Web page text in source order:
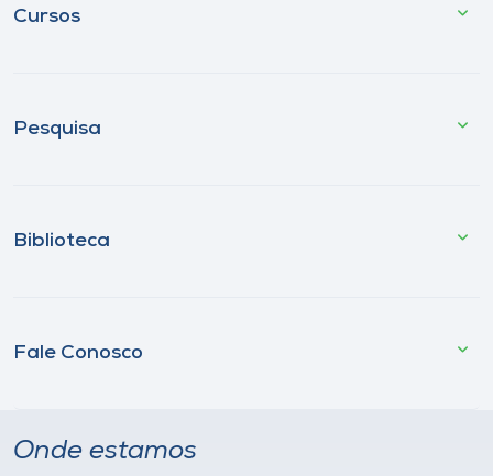
Cursos
Pesquisa
Biblioteca
Fale Conosco
Onde estamos